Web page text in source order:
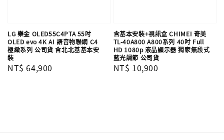
LG 樂金 OLED55C4PTA 55吋
OLED evo 4K AI 語音物聯網 C4
極緻系列 公司貨 含北北基基本安
裝
Regular
NT$ 64,900
含基本安裝+視訊盒 CHIMEI 奇美
TL-40A800 A800系列 40吋 Full
HD 1080p 液晶顯示器 獨家無段式
藍光調節 公司貨
Regular
NT$ 10,900